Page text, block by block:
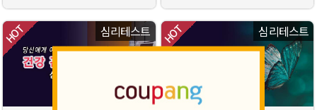
심리테스트 심리테스트